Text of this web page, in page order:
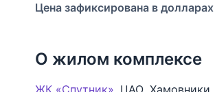
Цена зафиксирована в
О жилом комплексе